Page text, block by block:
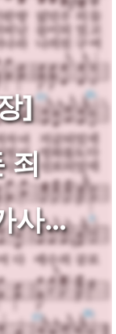
]
죄
사/